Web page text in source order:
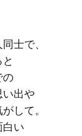
士で、​
の​
出や​
して。​
白い​